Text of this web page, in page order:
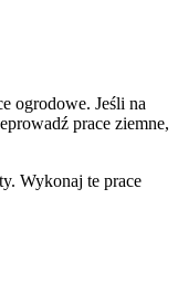
ogrodowe. Jeśli na
prace ziemne,
Wykonaj te prace